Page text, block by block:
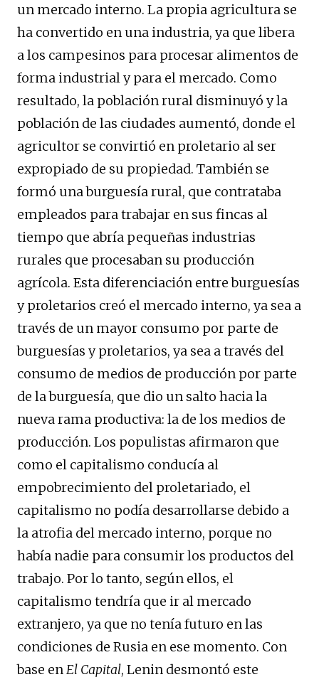
un mercado interno. La propia agricultura se
ha convertido en una industria, ya que libera
a los campesinos para procesar alimentos de
forma industrial y para el mercado. Como
resultado, la población rural disminuyó y la
población de las ciudades aumentó, donde el
agricultor se convirtió en proletario al ser
expropiado de su propiedad. También se
formó una burguesía rural, que contrataba
empleados para trabajar en sus fincas al
tiempo que abría pequeñas industrias
rurales que procesaban su producción
agrícola. Esta diferenciación entre burguesías
y proletarios creó el mercado interno, ya sea a
través de un mayor consumo por parte de
burguesías y proletarios, ya sea a través del
consumo de medios de producción por parte
de la burguesía, que dio un salto hacia la
nueva rama productiva: la de los medios de
producción. Los populistas afirmaron que
como el capitalismo conducía al
empobrecimiento del proletariado, el
capitalismo no podía desarrollarse debido a
la atrofia del mercado interno, porque no
había nadie para consumir los productos del
trabajo. Por lo tanto, según ellos, el
capitalismo tendría que ir al mercado
extranjero, ya que no tenía futuro en las
condiciones de Rusia en ese momento. Con
base enEl Capital, Lenin desmontó este